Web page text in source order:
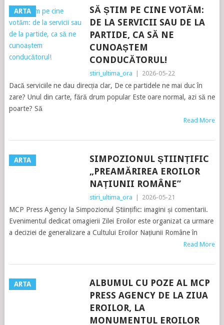
ARTA
SĂ ȘTIM PE CINE VOTĂM:
DE LA SERVICII SAU DE LA
PARTIDE, CA SĂ NE
CUNOAȘTEM
CONDUCĂTORUL!
stiri_ultima_ora 2026-05-22
Dacă serviciile ne dau direcția clar, De ce partidele ne mai duc în
zare? Unul din carte, fără drum popular Este oare normal, azi să ne
poarte? Să
Read More
ARTA
SIMPOZIONUL ȘTIINȚIFIC
„PREAMĂRIREA EROILOR
NAȚIUNII ROMÂNE”
stiri_ultima_ora 2026-05-21
MCP Press Agency la Simpozionul Științific: imagini și comentarii.
Evenimentul dedicat omagierii Zilei Eroilor este organizat ca urmare
a deciziei de generalizare a Cultului Eroilor Națiunii Române în
Read More
ARTA
ALBUMUL CU POZE AL MCP
PRESS AGENCY DE LA ZIUA
EROILOR, LA
MONUMENTUL EROILOR